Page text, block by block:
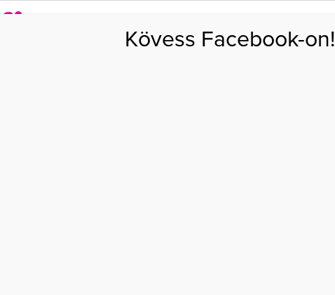
Kövess Facebook-on!